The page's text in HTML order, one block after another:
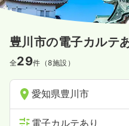
豊川市の電子カルテ
全29件（8施設）
愛知県豊川市
電子カルテあり